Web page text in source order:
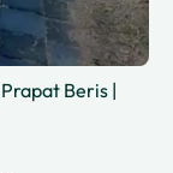
Beris |